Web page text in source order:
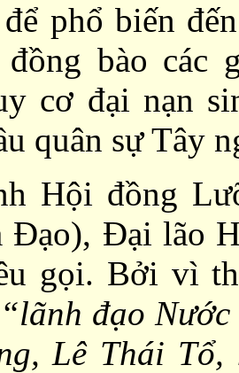
để phổ biến
bào các
cơ đại nạn
quân sự Tây
Hội đồng
Đạo), Đại lão
gọi. Bởi vì
“lãnh đạo
Lê Thái